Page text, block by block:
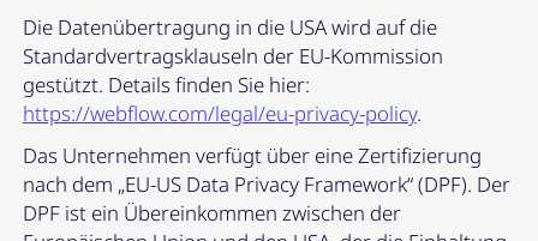
Die Datenübertragung in die USA wird auf die
Standardvertragsklauseln der EU-Kommission
gestützt. Details finden Sie hier:
https://webflow.com/legal/eu-privacy-policy.
Das Unternehmen verfügt über eine Zertifizierung
nach dem „EU-US Data Privacy Framework“ (DPF). Der
DPF ist ein Übereinkommen zwischen der